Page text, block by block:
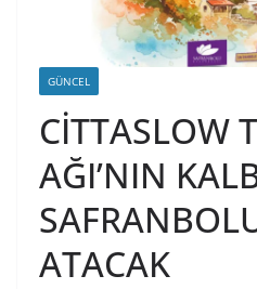
GÜNCEL
CİTTASLOW
AĞI’NIN
ATACAK